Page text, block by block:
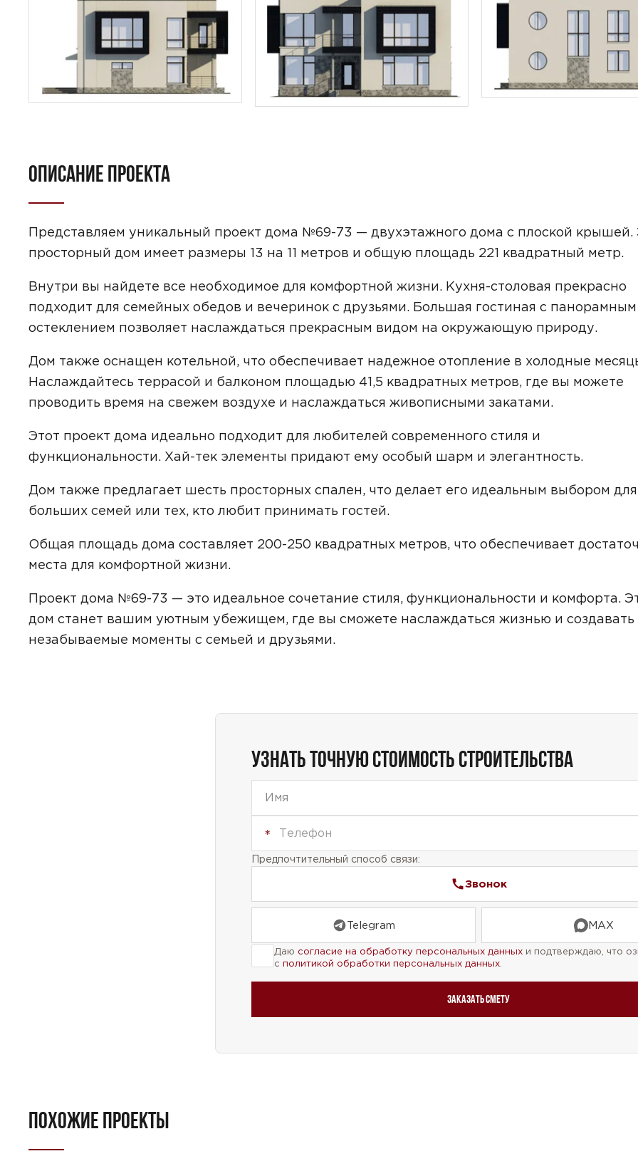
ОПИСАНИЕ ПРОЕКТА
Представляем уникальный проект дома №69-73 — двухэтажного дома с плоской крышей.
просторный дом имеет размеры 13 на 11 метров и общую площадь 221 квадратный метр.
Внутри вы найдете все необходимое для комфортной жизни. Кухня-столовая прекрасно
подходит для семейных обедов и вечеринок с друзьями. Большая гостиная с панорамным
остеклением позволяет наслаждаться прекрасным видом на окружающую природу.
Дом также оснащен котельной, что обеспечивает надежное отопление в холодные
Наслаждайтесь террасой и балконом площадью 41,5 квадратных метров, где вы можете
проводить время на свежем воздухе и наслаждаться живописными закатами.
Этот проект дома идеально подходит для любителей современного стиля и
функциональности. Хай-тек элементы придают ему особый шарм и элегантность.
Дом также предлагает шесть просторных спален, что делает его идеальным выбором для
больших семей или тех, кто любит принимать гостей.
Общая площадь дома составляет 200-250 квадратных метров, что обеспечивает
места для комфортной жизни.
Проект дома №69-73 — это идеальное сочетание стиля, функциональности и комфорта.
дом станет вашим уютным убежищем, где вы сможете наслаждаться жизнью и создавать
незабываемые моменты с семьей и друзьями.
УЗНАТЬ ТОЧНУЮ СТОИМОСТЬ СТРОИТЕЛЬСТВА
Предпочтительный способ связи:
Звонок
Telegram MAX
Даю согласие на обработку персональных данных и подтверждаю, что
с политикой обработки персональных данных
Заказать смету
ПОХОЖИЕ ПРОЕКТЫ
ПОИСК
УЗНАТЬ ТОЧНУЮ СТОИМОСТЬ СТРОИТЕЛЬСТВА
Telegram MAX
Даюсогласие на обработку персональных данныхи подтверждаю, что
Рассчитать стоимость